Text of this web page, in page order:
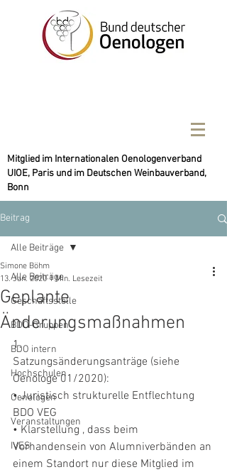
Mitglied im Internationalen Oenologenverband
UIOE, Paris und im Deutschen Weinbauverband,
Bonn
Beitrag
Alle Beiträge
Geschäftsstelle
BDO-Gruppen
BDO intern
Hochschulen
Oenologen
Veranstaltungen
IVES
Alle Beiträge
Geplante
Änderungsmaßnahmen
Simone Böhm
13. Jan. 2020 1 Min. Lesezeit
1.
Satzungsänderungsanträge (siehe
Oenologe 01/2020):
• Juristisch strukturelle Entflechtung
BDO VEG
• Klarstellung , dass beim
Vorhandensein von Alumniverbänden an
einem Standort nur diese Mitglied im